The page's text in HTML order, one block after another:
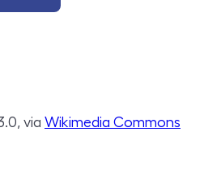
via Wikimedia Commons